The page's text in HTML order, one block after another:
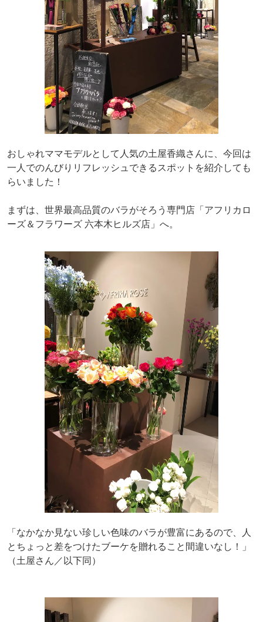
おしゃれママモデルとして人気の土屋香織さんに、今回は
一人でのんびりリフレッシュできるスポットを紹介しても
らいました！
まずは、世界最高品質のバラがそろう専門店「アフリカロ
ーズ＆フラワーズ 六本木ヒルズ店」へ。
「なかなか見ない珍しい色味のバラが豊富にあるので、人
とちょっと差をつけたブーケを贈れること間違いなし！」
（土屋さん／以下同）